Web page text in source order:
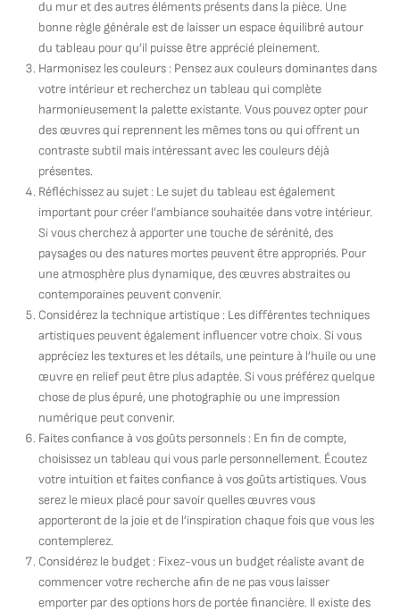
du mur et des autres éléments présents dans la pièce. Une
bonne règle générale est de laisser un espace équilibré autour
du tableau pour qu’il puisse être apprécié pleinement.
Harmonisez les couleurs : Pensez aux couleurs dominantes dans
votre intérieur et recherchez un tableau qui complète
harmonieusement la palette existante. Vous pouvez opter pour
des œuvres qui reprennent les mêmes tons ou qui offrent un
contraste subtil mais intéressant avec les couleurs déjà
présentes.
Réfléchissez au sujet : Le sujet du tableau est également
important pour créer l’ambiance souhaitée dans votre intérieur.
Si vous cherchez à apporter une touche de sérénité, des
paysages ou des natures mortes peuvent être appropriés. Pour
une atmosphère plus dynamique, des œuvres abstraites ou
contemporaines peuvent convenir.
Considérez la technique artistique : Les différentes techniques
artistiques peuvent également influencer votre choix. Si vous
appréciez les textures et les détails, une peinture à l’huile ou une
œuvre en relief peut être plus adaptée. Si vous préférez quelque
chose de plus épuré, une photographie ou une impression
numérique peut convenir.
Faites confiance à vos goûts personnels : En fin de compte,
choisissez un tableau qui vous parle personnellement. Écoutez
votre intuition et faites confiance à vos goûts artistiques. Vous
serez le mieux placé pour savoir quelles œuvres vous
apporteront de la joie et de l’inspiration chaque fois que vous les
contemplerez.
Considérez le budget : Fixez-vous un budget réaliste avant de
commencer votre recherche afin de ne pas vous laisser
emporter par des options hors de portée financière. Il existe des